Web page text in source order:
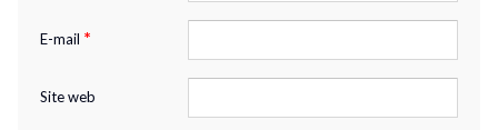
E-mail *
Site web